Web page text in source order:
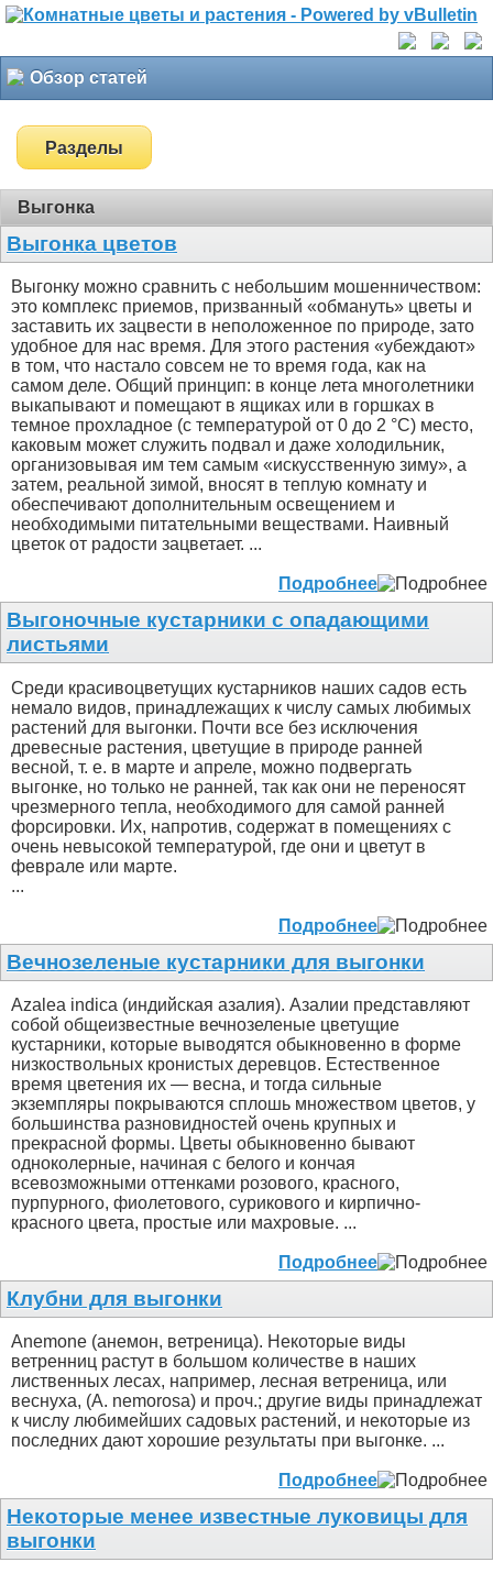
Обзор статей
Разделы
Выгонка
Выгонка цветов
Выгонку можно сравнить с небольшим мошенничеством:
это комплекс приемов, призванный «обмануть» цветы и
заставить их зацвести в неположенное по природе, зато
удобное для нас время. Для этого растения «убеждают»
в том, что настало совсем не то время года, как на
самом деле. Общий принцип: в конце лета многолетники
выкапывают и помещают в ящиках или в горшках в
темное прохладное (с температурой от 0 до 2 °С) место,
каковым может служить подвал и даже холодильник,
организовывая им тем самым «искусственную зиму», а
затем, реальной зимой, вносят в теплую комнату и
обеспечивают дополнительным освещением и
необходимыми питательными веществами. Наивный
цветок от радости зацветает. ...
Подробнее
Выгоночные кустарники с опадающими
листьями
Среди красивоцветущих кустарников наших садов есть
немало видов, принадлежащих к числу самых любимых
растений для выгонки. Почти все без исключения
древесные растения, цветущие в природе ранней
весной, т. е. в марте и апреле, можно подвергать
выгонке, но только не ранней, так как они не переносят
чрезмерного тепла, необходимого для самой ранней
форсировки. Их, напротив, содержат в помещениях с
очень невысокой температурой, где они и цветут в
феврале или марте.
...
Подробнее
Вечнозеленые кустарники для выгонки
Azalea indica (индийская азалия). Азалии представляют
собой общеизвестные вечнозеленые цветущие
кустарники, которые выводятся обыкновенно в форме
низкоствольных кронистых деревцов. Естественное
время цветения их — весна, и тогда сильные
экземпляры покрываются сплошь множеством цветов, у
большинства разновидностей очень крупных и
прекрасной формы. Цветы обыкновенно бывают
одноколерные, начиная с белого и кончая
всевозможными оттенками розового, красного,
пурпурного, фиолетового, сурикового и кирпично-
красного цвета, простые или махровые. ...
Подробнее
Клубни для выгонки
Anemone (анемон, ветреница). Некоторые виды
ветренниц растут в большом количестве в наших
лиственных лесах, например, лесная ветреница, или
веснуха, (A. nemorosa) и проч.; другие виды принадлежат
к числу любимейших садовых растений, и некоторые из
последних дают хорошие результаты при выгонке. ...
Подробнее
Некоторые менее известные луковицы для
выгонки